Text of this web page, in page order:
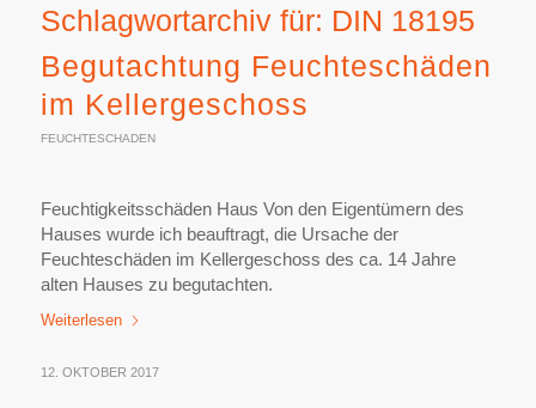
Schlagwortarchiv für: DIN 18195
Begutachtung Feuchteschäden
im Kellergeschoss
FEUCHTESCHADEN
Feuchtigkeitsschäden Haus Von den Eigentümern des
Hauses wurde ich beauftragt, die Ursache der
Feuchteschäden im Kellergeschoss des ca. 14 Jahre
alten Hauses zu begutachten.
Weiterlesen
12. OKTOBER 2017